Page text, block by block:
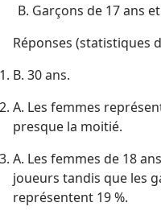
Garçons de 17 ans
Réponses (statistiques
B. 30 ans.
A. Les femmes
presque la moitié.
A. Les femmes de 18
joueurs tandis que les
représentent 19 %.